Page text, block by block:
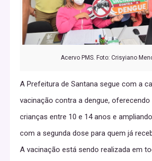
Acervo PMS. Foto: Crisyiano
A Prefeitura de Santana segue com a
vacinação contra a dengue,
crianças entre 10 e 14 anos e
com a segunda dose para quem já
A vacinação está sendo realizada em